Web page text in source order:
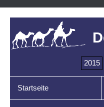
2015
Startseite